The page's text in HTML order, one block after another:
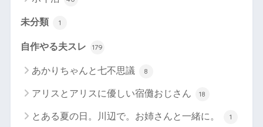
未分類 1
自作やる夫スレ 179
あかりちゃんと七不思議 8
アリスとアリスに優しい宿儺おじさん 18
とある夏の日。川辺で。お姉さんと一緒に。 1